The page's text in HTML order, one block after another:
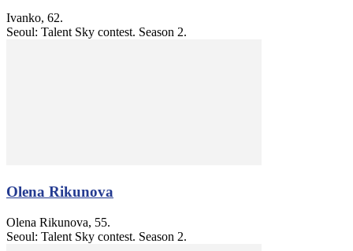
Ivanko, 62.
Seoul: Talent Sky contest. Season 2.
Olena Rikunova
Olena Rikunova, 55.
Seoul: Talent Sky contest. Season 2.